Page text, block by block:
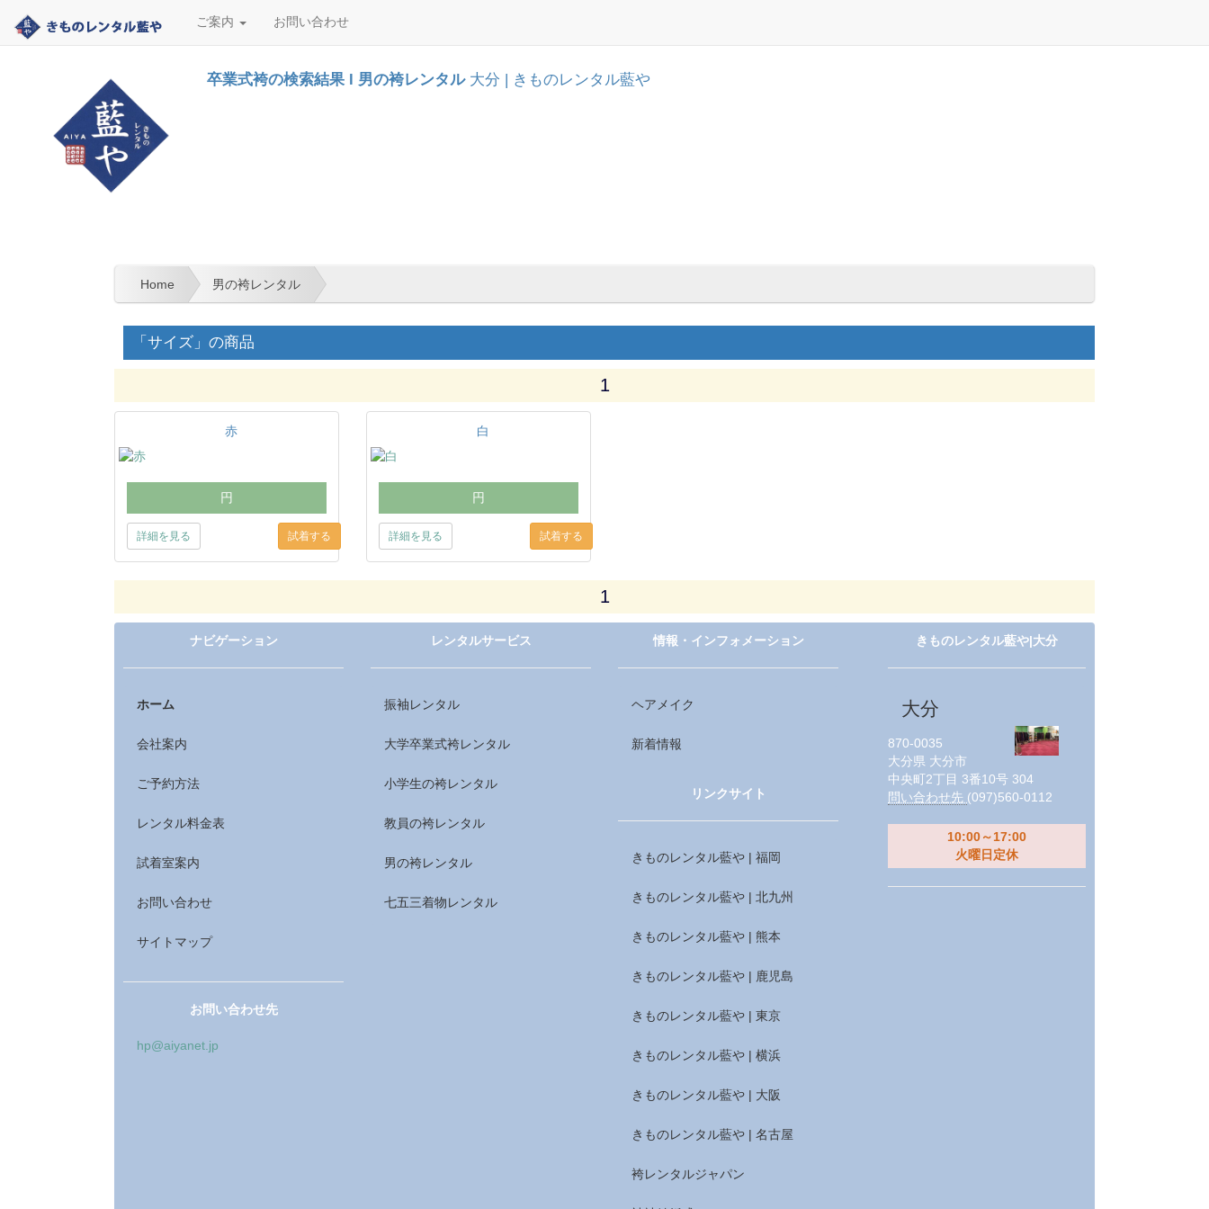
ご案内 お問い合わせ
卒業式袴の検索結果 l 男の袴レンタル 大分 | きものレンタル藍や
Home 男の袴レンタル
「サイズ」の商品
1
赤
円
詳細を見る
白
円
詳細を見る
1
ナビゲーション
ホーム
会社案内
ご予約方法
レンタル料金表
試着室案内
お問い合わせ
サイトマップ
お問い合わせ先
hp@aiyanet.jp
レンタルサービス
振袖レンタル
大学卒業式袴レンタル
小学生の袴レンタル
教員の袴レンタル
男の袴レンタル
七五三着物レンタル
情報・インフォメーション
ヘアメイク
新着情報
リンクサイト
きものレンタル藍や | 福岡
きものレンタル藍や | 北九州
きものレンタル藍や | 熊本
きものレンタル藍や | 鹿児島
きものレンタル藍や | 東京
きものレンタル藍や | 横浜
きものレンタル藍や | 大阪
きものレンタル藍や | 名古屋
袴レンタルジャパン
きものレンタル藍や|大分
大分
870-0035
大分県 大分市
中央町2丁目 3番10号 304
問い合わせ先 (097)560-0112
10:00～17:00
火曜日定休